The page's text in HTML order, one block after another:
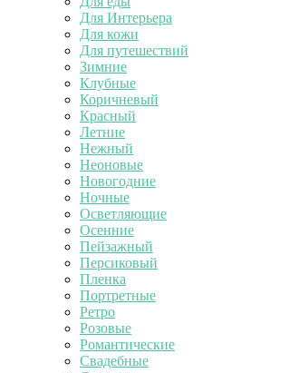
Для Интерьера
Для кожи
Для путешествий
Зимние
Клубные
Коричневый
Красный
Летние
Нежный
Неоновые
Новогодние
Ночные
Осветляющие
Осенние
Пейзажный
Персиковый
Пленка
Портретные
Ретро
Розовые
Романтические
Свадебные